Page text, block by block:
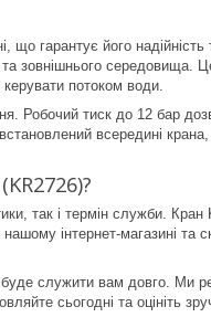
гарантує його надійність
зовнішнього середовища.
потоком води.
Робочий тиск до 12 бар
всередині крана,
так і термін служби.
інтернет-магазині та
буде служити вам довго. Ми
сьогодні та оцініть